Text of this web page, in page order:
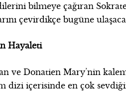
bilmeye çağıran
çevirdikçe bugüne
Hayaleti
ve Donatien Mary’nin
dizi içerisinde en çok